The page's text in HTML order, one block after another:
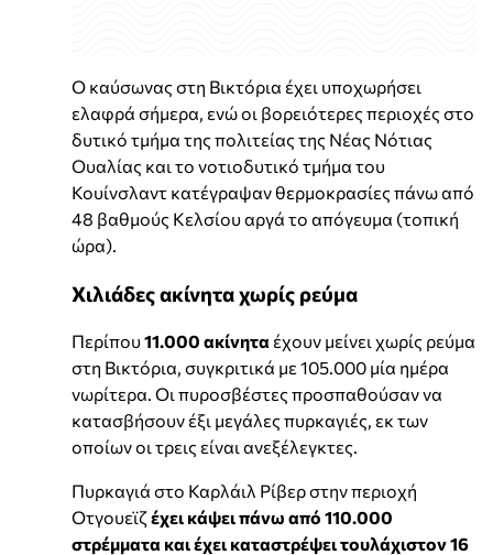
Ο καύσωνας στη Βικτόρια έχει υποχωρήσει
ελαφρά σήμερα, ενώ οι βορειότερες περιοχές στο
δυτικό τμήμα της πολιτείας της Νέας Νότιας
Ουαλίας και το νοτιοδυτικό τμήμα του
Κουίνσλαντ κατέγραψαν θερμοκρασίες πάνω από
48 βαθμούς Κελσίου αργά το απόγευμα (τοπική
ώρα).
Χιλιάδες ακίνητα χωρίς ρεύμα
Περίπου11.000 ακίνητα έχουν μείνει χωρίς ρεύμα
στη Βικτόρια, συγκριτικά με 105.000 μία ημέρα
νωρίτερα. Οι πυροσβέστες προσπαθούσαν να
κατασβήσουν έξι μεγάλες πυρκαγιές, εκ των
οποίων οι τρεις είναι ανεξέλεγκτες.
Πυρκαγιά στο Καρλάιλ Ρίβερ στην περιοχή
Οτγουεϊζέχει κάψει πάνω από 110.000
στρέμματα και έχει καταστρέψει τουλάχιστον 16